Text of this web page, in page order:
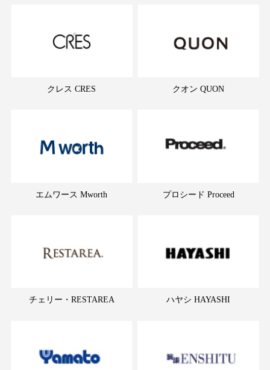
クレス CRES クオン QUON
エムワース Mworth プロシード Proceed
チェリー・RESTAREA ハヤシ HAYASHI